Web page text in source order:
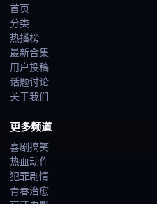
首页
分类
热播榜
最新合集
用户投稿
话题讨论
关于我们
更多频道
喜剧搞笑
热血动作
犯罪剧情
青春治愈